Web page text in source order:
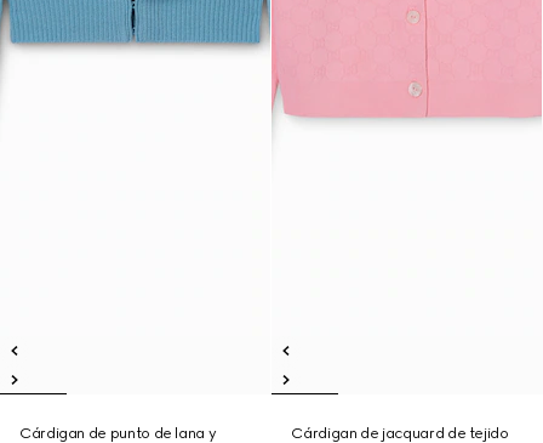
Cárdigan de punto de lana y
Cárdigan de jacquard de tejido